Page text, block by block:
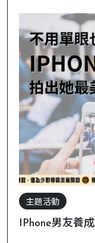
主題活動
IPhone男友養